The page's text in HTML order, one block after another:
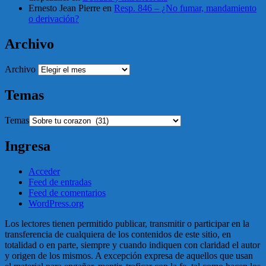
Ernesto Jean Pierre en Resp. 846 – ¿No fumar, mandamiento
o derivación?
Archivo
Archivo
Temas
Temas
Ingresa
Acceder
Feed de entradas
Feed de comentarios
WordPress.org
Los lectores tienen permitido publicar, transmitir o participar en la
transferencia de cualquiera de los contenidos de este sitio, en
totalidad o en parte, siempre y cuando indiquen con claridad el autor
y origen de los mismos. A excepción expresa de aquellos que usan